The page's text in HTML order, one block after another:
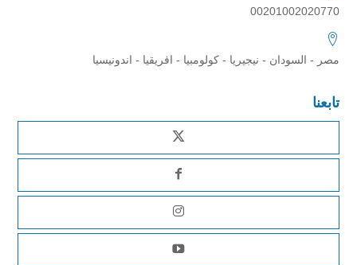
00201002020770
مصر - السودان - نيجيريا - كولومبيا - افريقيا - اندونيسيا
تابعنا